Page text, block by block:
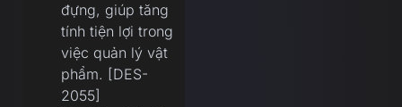
đựng, giúp tăng
tính tiện lợi trong
việc quản lý vật
phẩm. [DES-
2055]